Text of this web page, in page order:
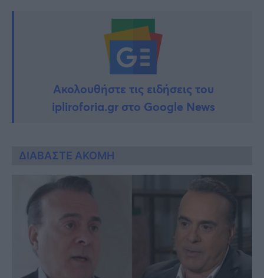
Ακολουθήστε τις ειδήσεις του
ipliroforia.gr στο Google News
ΔΙΑΒΑΣΤΕ ΑΚΟΜΗ